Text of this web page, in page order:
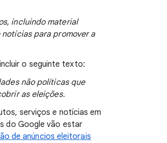
incluindo material
para promover a
o seguinte texto:
não políticas que
as eleições.
serviços e notícias em
do Google vão estar
de anúncios eleitorais